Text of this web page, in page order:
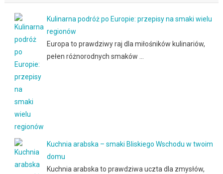
Kulinarna podróż po Europie: przepisy na smaki wielu
regionów
Europa to prawdziwy raj dla miłośników kulinariów,
pełen różnorodnych smaków …
Kuchnia arabska – smaki Bliskiego Wschodu w twoim
domu
Kuchnia arabska to prawdziwa uczta dla zmysłów,